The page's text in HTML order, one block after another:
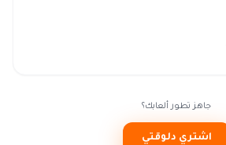
جاهز تطور ألعابك؟
اشتري دلوقتي